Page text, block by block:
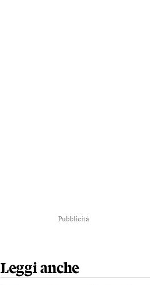
Pubblicità
Leggi anche